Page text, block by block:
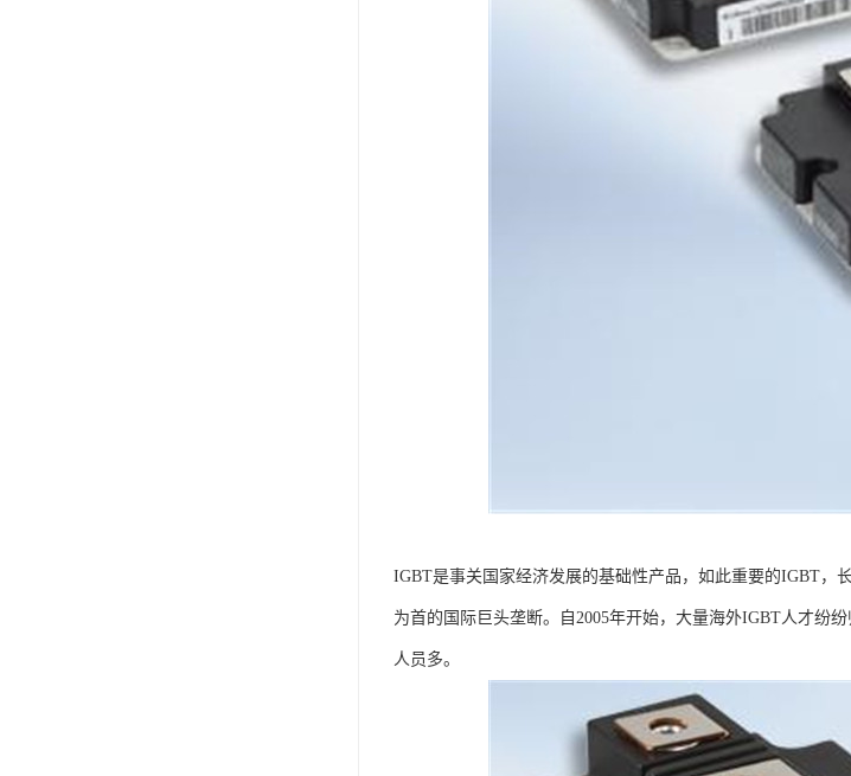
IGBT是事关国家经济发展的基础性产品，如此重要的IGBT，
为首的国际巨头垄断。自2005年开始，大量海外IGBT人才纷
人员多。